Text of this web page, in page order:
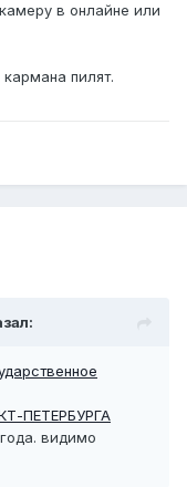
в онлайне или
пилят.
ПЕТЕРБУРГА
видимо